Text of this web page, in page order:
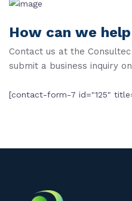
How can we
Contact us at the
submit a business inquiry
[contact-form-7 id="125"